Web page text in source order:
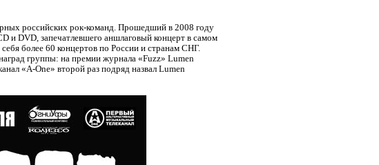
российских рок-команд. Прошедший в 2008 году
и DVD , запечатлевшего аншлаговый концерт в самом
более 60 концертов по России и странам СНГ.
группы: на премии журнала «Fuzz» Lumen
«A-One» второй раз подряд назвал Lumen